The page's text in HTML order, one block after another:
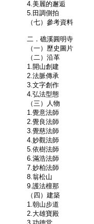
4.美麗的邂逅
5.田調側拍
（七）參考資料
二．礁溪圓明寺
（一）歷史圖片
（二）沿革
1.開山創建
2.法脈傳承
3.文字創作
4.弘法型態
（三）人物
1.覺意法師
2.覺良法師
3.覺慈法師
4.妙觀法師
5.依樹法師
6.滿浩法師
7.妙柏法師
8.翁松山
9.護法檀那
（四）建築
1.朝山步道
2.大雄寶殿